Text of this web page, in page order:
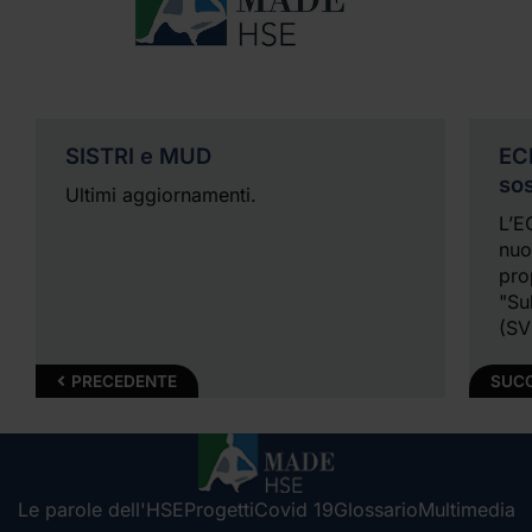
SISTRI e MUD
Ultimi aggiornamenti.
PRECEDENTE
Le parole dell'HSEProgettiCovid 19GlossarioMultimedia